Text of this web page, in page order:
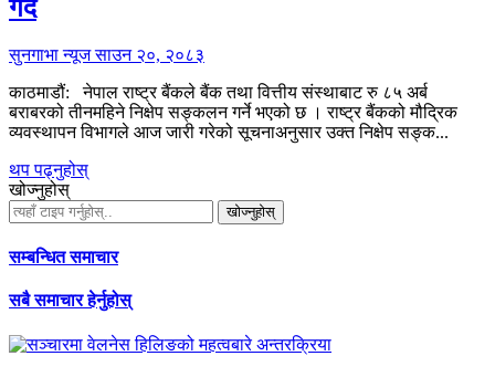
गर्दै
सुनगाभा न्यूज साउन २०, २०८३
काठमाडौं: नेपाल राष्ट्र बैंकले बैंक तथा वित्तीय संस्थाबाट रु ८५ अर्ब
बराबरको तीनमहिने निक्षेप सङ्कलन गर्ने भएको छ । राष्ट्र बैंकको मौद्रिक
व्यवस्थापन विभागले आज जारी गरेको सूचनाअनुसार उक्त निक्षेप सङ्क...
थप पढ्नुहोस्
खोज्नुहोस्
खोज्नुहोस्
सम्बन्धित समाचार
सबै समाचार हेर्नुहोस्